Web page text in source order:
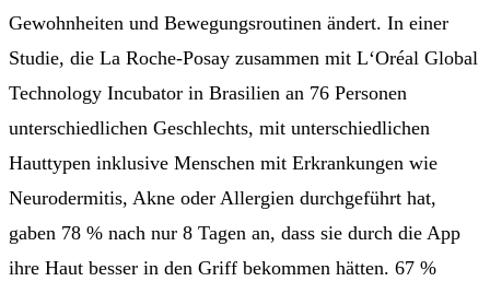
Gewohnheiten und Bewegungsroutinen ändert. In einer
Studie, die La Roche-Posay zusammen mit L‘Oréal Global
Technology Incubator in Brasilien an 76 Personen
unterschiedlichen Geschlechts, mit unterschiedlichen
Hauttypen inklusive Menschen mit Erkrankungen wie
Neurodermitis, Akne oder Allergien durchgeführt hat,
gaben 78 % nach nur 8 Tagen an, dass sie durch die App
ihre Haut besser in den Griff bekommen hätten. 67 %